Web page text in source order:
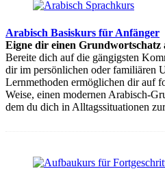
Arabisch Basiskurs für Anfänger
Eigne dir einen Grundwortschatz
Bereite dich auf die gängigsten
dir im persönlichen oder familiären
Lernmethoden ermöglichen dir auf
Weise, einen modernen Arabisch-
dem du dich in Alltagssituationen